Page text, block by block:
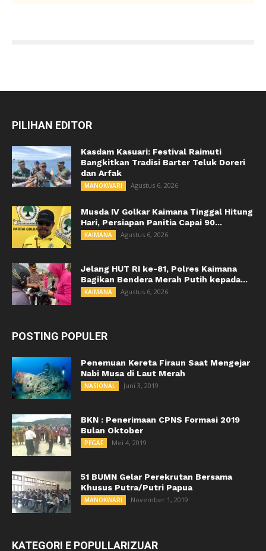
PILIHAN EDITOR
Kasdam Kasuari: Festival Raimuti
Bangkitkan Tradisi Barter Teluk Doreri
dan Arfak
MANOKWARI Agustus 6, 2026
Musda IV Golkar Kaimana Tinggal Hitung
Hari, Persiapan Panitia Capai 90...
KAIMANA Agustus 6, 2026
Jelang HUT RI ke-81, Polres Kaimana
Bagikan Bendera Merah Putih kepada...
KAIMANA Agustus 6, 2026
POSTING POPULER
Penemuan Kereta Firaun Saat Mengejar
Nabi Musa di Laut Merah
NASIONAL Juni 3, 2019
BKN : Penerimaan CPNS Formasi 2019
Bulan Oktober
PEGAF Mei 4, 2019
51 BUMN Gelar Perekrutan Bersama
Khusus Putra/Putri Papua
MANOKWARI November 1, 2019
KATEGORI E POPULLARIZUAR